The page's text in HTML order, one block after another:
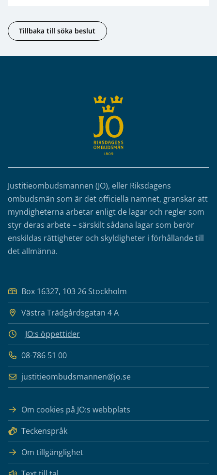
Tillbaka till söka beslut
Justitieombudsmannen (JO), eller Riksdagens
ombudsmän som är det officiella namnet, granskar att
myndigheterna arbetar enligt de lagar och regler som
styr deras arbete – särskilt sådana lagar som berör
enskildas rättigheter och skyldigheter i förhållande till
det allmänna.
Box 16327, 103 26 Stockholm
Västra Trädgårdsgatan 4 A
JO:s öppettider
08-786 51 00
justitieombudsmannen@jo.se
Om cookies på JO:s webbplats
Teckenspråk
Om tillgänglighet